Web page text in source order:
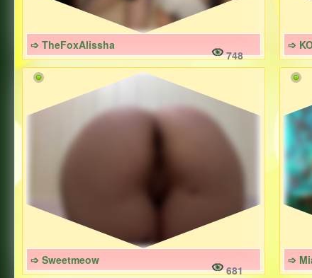
➩ TheFoxAlissha
748
➩
➩ Sweetmeow
681
➩